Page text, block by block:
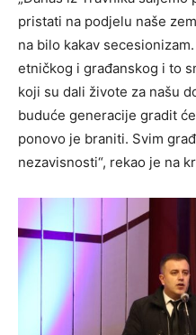
pristati na podjelu naše
na bilo kakav
etničkog i građanskog i to
koji su dali živote za našu
buduće generacije gradit
ponovo je braniti. Svim
nezavisnosti“, rekao je na